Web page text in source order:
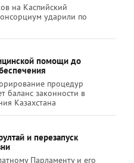
на Каспийский
ударили по
помощи до
процедур
баланс законности в
Казахстана
и перезапуск
Парламенту и его